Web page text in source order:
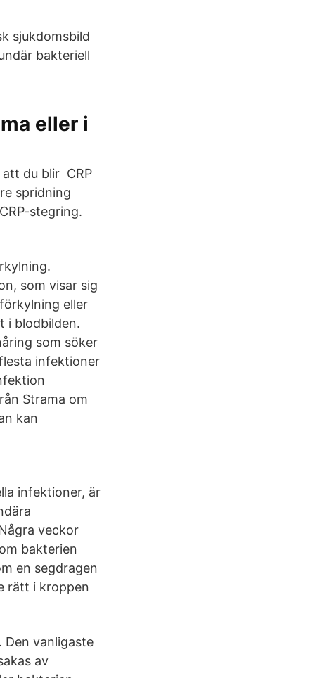
sjukdomsbild
bakteriell
eller i
du blir CRP
spridning
stegring.
som visar sig
eller
i blodbilden.
som söker
infektioner
Strama om
kan
infektioner, är
veckor
bakterien
en segdragen
rätt i kroppen
vanligaste
av